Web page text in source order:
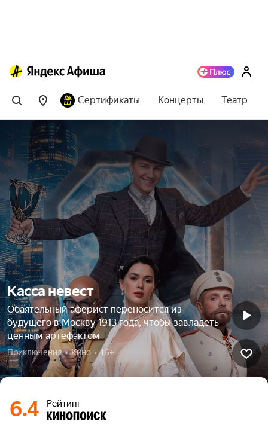
Сертификаты Концерты Театр
Касса невест
Обаятельный аферист переносится из
будущего в Москву 1913 года, чтобы завладеть
ценным артефактом
Приключения  •  Кино  •  16+
6.4 Рейтинг